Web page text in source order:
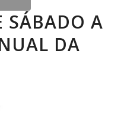
SÁBADO A
DA